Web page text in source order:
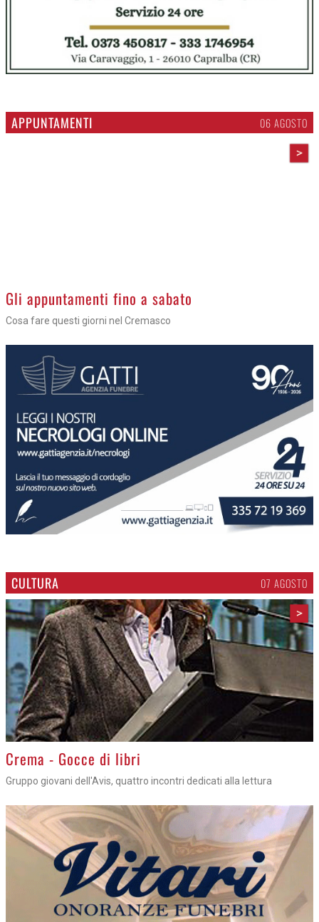
APPUNTAMENTI 06 AGOSTO
>
Gli appuntamenti fino a sabato
Cosa fare questi giorni nel Cremasco
CULTURA 07 AGOSTO
>
Crema - Gocce di libri
Gruppo giovani dell'Avis, quattro incontri dedicati alla lettura